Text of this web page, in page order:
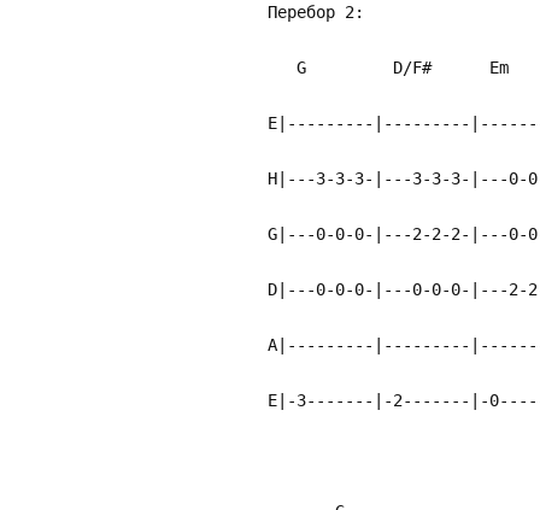
Перебор 2:
G D/F#
E|---------|---------
H|---3-3-3-|---3-3-3-|---
G|---0-0-0-|---2-2-2-|---
D|---0-0-0-|---0-0-0-|---
A|---------|---------
E|-3-------|-2-------|-